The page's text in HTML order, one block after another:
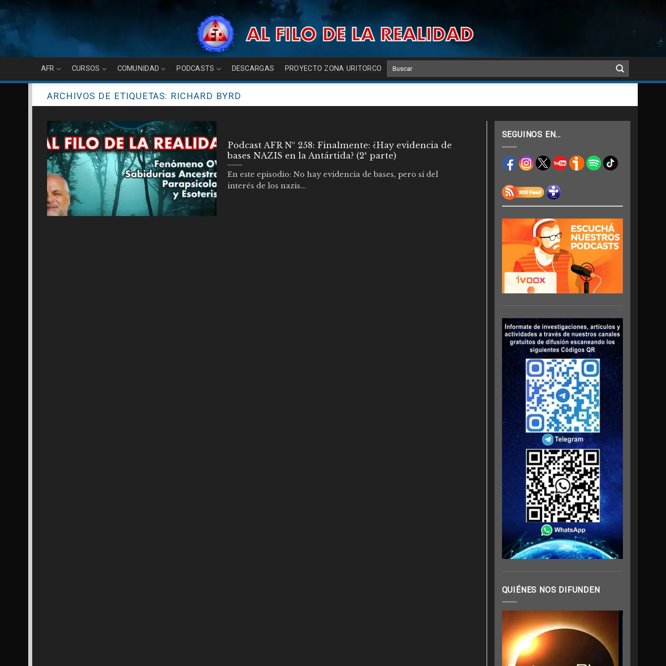
content
AFR CURSOS COMUNIDAD PODCASTS DESCARGAS PROYECTO ZONA URITORCO
ARCHIVOS DE ETIQUETAS: RICHARD BYRD
Podcast AFR Nº 258: Finalmente: ¿Hay evidencia de
bases NAZIS en la Antártida? (2ª parte)
En este episodio: No hay evidencia de bases, pero sí del
interés de los nazis...
SEGUINOS EN…
QUIÉNES NOS DIFUNDEN